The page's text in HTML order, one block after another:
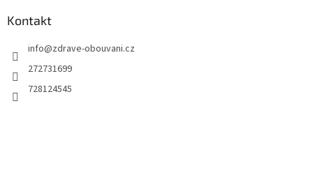
Kontakt
info@zdrave-obouvani.cz
272731699
728124545